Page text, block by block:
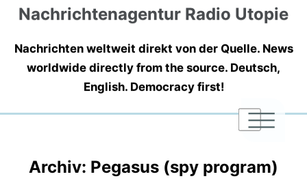
Nachrichtenagentur Radio Utopie
Nachrichten weltweit direkt von der Quelle. News
worldwide directly from the source. Deutsch,
English. Democracy first!
|
|
|
Archiv: Pegasus (spy program)